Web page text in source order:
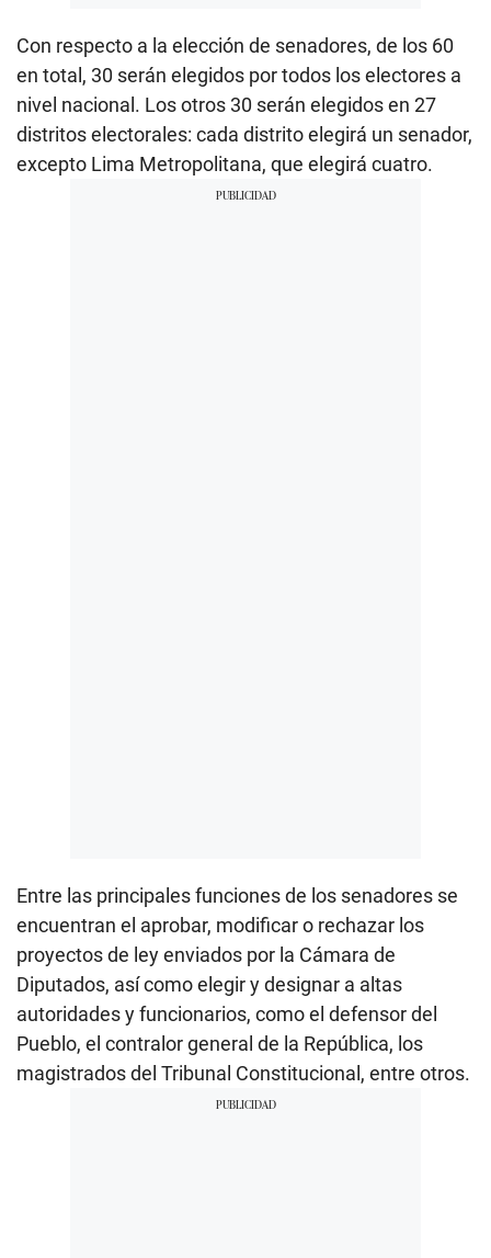
Con respecto a la elección de senadores, de los 60
en total, 30 serán elegidos por todos los electores a
nivel nacional. Los otros 30 serán elegidos en 27
distritos electorales: cada distrito elegirá un senador,
excepto Lima Metropolitana, que elegirá cuatro.
Entre las principales funciones de los senadores se
encuentran el aprobar, modificar o rechazar los
proyectos de ley enviados por la Cámara de
Diputados, así como elegir y designar a altas
autoridades y funcionarios, como el defensor del
Pueblo, el contralor general de la República, los
magistrados del Tribunal Constitucional, entre otros.